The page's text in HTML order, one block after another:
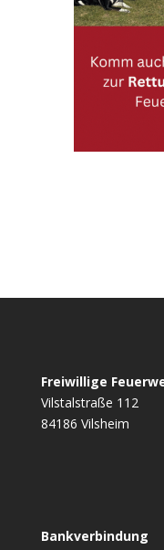
Freiwillige
Vilstalstraße 112
84186 Vilsheim
Bankverbindung